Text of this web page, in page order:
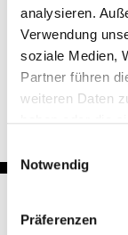
analysieren.
Verwendung
soziale Medien,
Partner führen
weiteren Daten
haben oder die
Notwendig
Präferenzen
Zurück